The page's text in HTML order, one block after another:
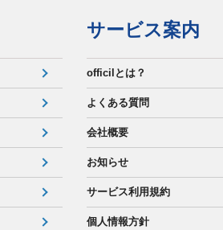
サービス案内
officilとは？
よくある質問
会社概要
お知らせ
サービス利用規約
個人情報方針